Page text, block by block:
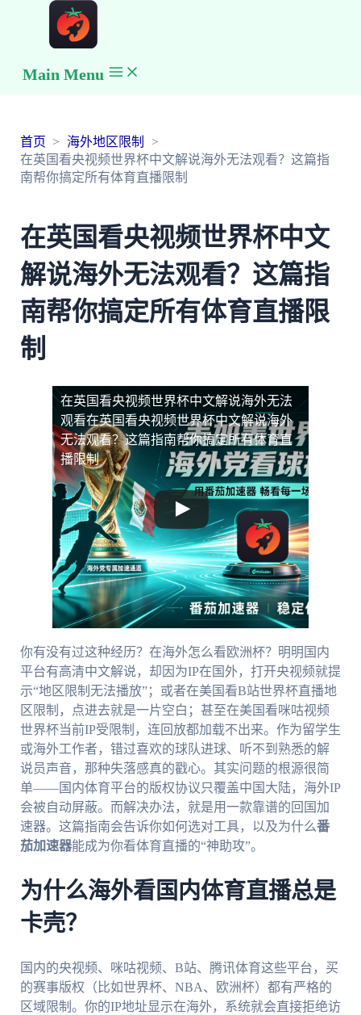
Main Menu
首页
海外地区限制
在英国看央视频世界杯中文解说海外无法观看？这篇指
南帮你搞定所有体育直播限制
在英国看央视频世界杯中文
解说海外无法观看？这篇指
南帮你搞定所有体育直播限
制
在英国看央视频世界杯中文解说海外无法
观看在英国看央视频世界杯中文解说海外
无法观看？这篇指南帮你搞定所有体育直
播限制
你有没有过这种经历？在海外怎么看欧洲杯？明明国内
平台有高清中文解说，却因为IP在国外，打开央视频就提
示“地区限制无法播放”；或者在美国看B站世界杯直播地
区限制，点进去就是一片空白；甚至在美国看咪咕视频
世界杯当前IP受限制，连回放都加载不出来。作为留学生
或海外工作者，错过喜欢的球队进球、听不到熟悉的解
说员声音，那种失落感真的戳心。其实问题的根源很简
单——国内体育平台的版权协议只覆盖中国大陆，海外IP
会被自动屏蔽。而解决办法，就是用一款靠谱的回国加
速器。这篇指南会告诉你如何选对工具，以及为什么番
茄加速器能成为你看体育直播的“神助攻”。
为什么海外看国内体育直播总是
卡壳？
国内的央视频、咪咕视频、B站、腾讯体育这些平台，买
的赛事版权（比如世界杯、NBA、欧洲杯）都有严格的
区域限制。你的IP地址显示在海外，系统就会直接拒绝访